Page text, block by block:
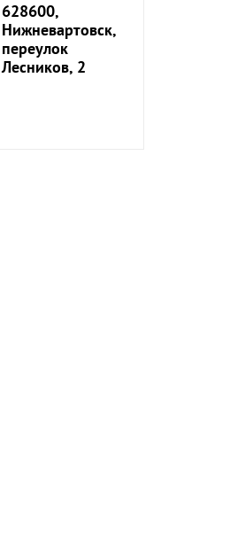
628600,
Нижневартовск,
переулок
Лесников, 2